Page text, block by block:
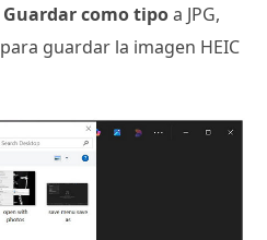
Guardar como tipoa JPG,
para guardar la imagen HEIC